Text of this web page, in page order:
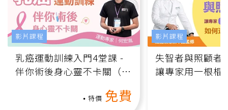
乳癌運動訓練入門4堂課 -
伴你術後身心靈不卡關（線
特價 免費
影片課程
失智者與照顧者
讓專家用一根棍
影片課程